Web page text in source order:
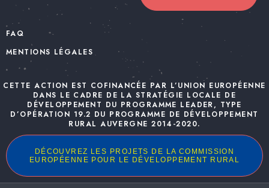
FAQ
MENTIONS LÉGALES
CETTE ACTION EST COFINANCÉE PAR L’UNION EUROPÉENNE
DANS LE CADRE DE LA STRATÉGIE LOCALE DE
DÉVELOPPEMENT DU PROGRAMME LEADER, TYPE
D’OPÉRATION 19.2 DU PROGRAMME DE DÉVELOPPEMENT
RURAL AUVERGNE 2014-2020.
DÉCOUVREZ LES PROJETS DE LA COMMISSION
EUROPÉENNE POUR LE DÉVELOPPEMENT RURAL